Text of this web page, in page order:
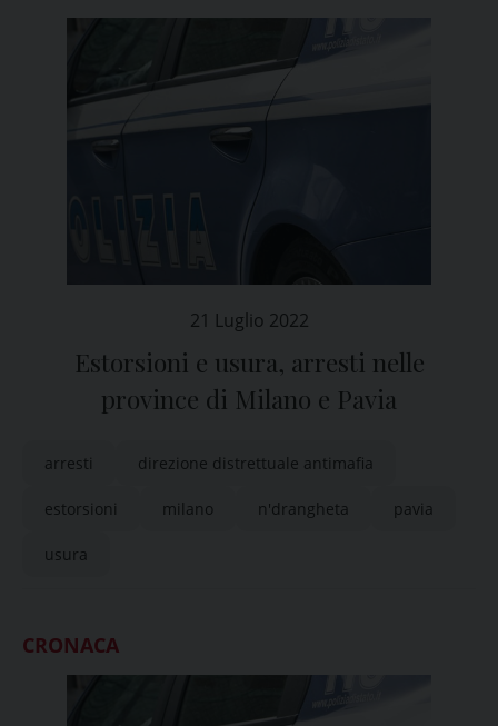
21 Luglio 2022
Estorsioni e usura, arresti nelle
province di Milano e Pavia
arresti direzione distrettuale antimafia
estorsioni milano n'drangheta pavia
usura
CRONACA